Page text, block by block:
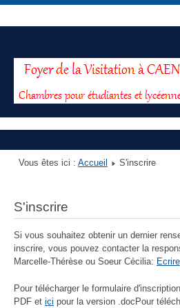
Vous êtes ici : Accueil S'inscrire
S'inscrire
Si vous souhaitez obtenir un dernier
inscrire, vous pouvez contacter la
Marcelle-Thérèse ou Soeur Cécilia: Ecrire
Pour télécharger le formulaire
PDF et ici pour la version .docPour